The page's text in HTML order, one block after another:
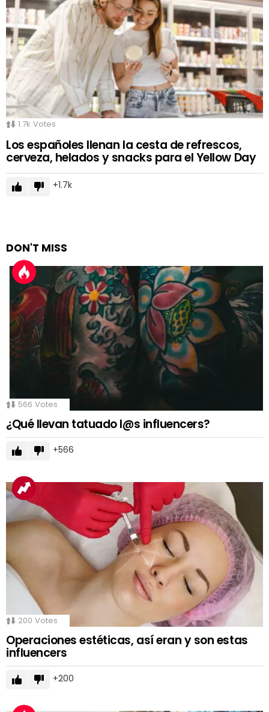
1.7k Votes
Los españoles llenan la cesta de refrescos,
cerveza, helados y snacks para el Yellow Day
1.7k
DON'T MISS
566 Votes
¿Qué llevan tatuado l@s influencers?
566
200 Votes
Operaciones estéticas, así eran y son estas
influencers
200